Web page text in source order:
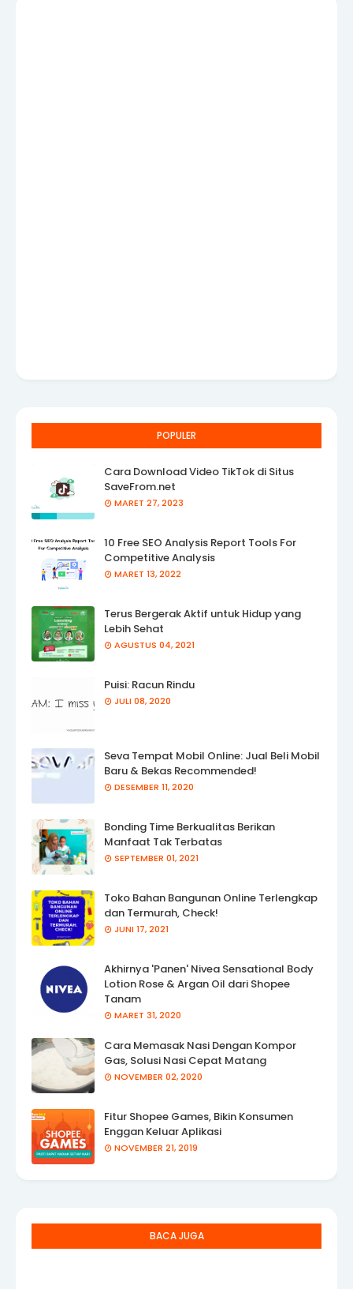
POPULER
Cara Download Video TikTok di Situs
SaveFrom.net
MARET 27, 2023
10 Free SEO Analysis Report Tools For
Competitive Analysis
MARET 13, 2022
Terus Bergerak Aktif untuk Hidup yang
Lebih Sehat
AGUSTUS 04, 2021
Puisi: Racun Rindu
JULI 08, 2020
Seva Tempat Mobil Online: Jual Beli Mobil
Baru & Bekas Recommended!
DESEMBER 11, 2020
Bonding Time Berkualitas Berikan
Manfaat Tak Terbatas
SEPTEMBER 01, 2021
Toko Bahan Bangunan Online Terlengkap
dan Termurah, Check!
JUNI 17, 2021
Akhirnya 'Panen' Nivea Sensational Body
Lotion Rose & Argan Oil dari Shopee
Tanam
MARET 31, 2020
Cara Memasak Nasi Dengan Kompor
Gas, Solusi Nasi Cepat Matang
NOVEMBER 02, 2020
Fitur Shopee Games, Bikin Konsumen
Enggan Keluar Aplikasi
NOVEMBER 21, 2019
BACA JUGA